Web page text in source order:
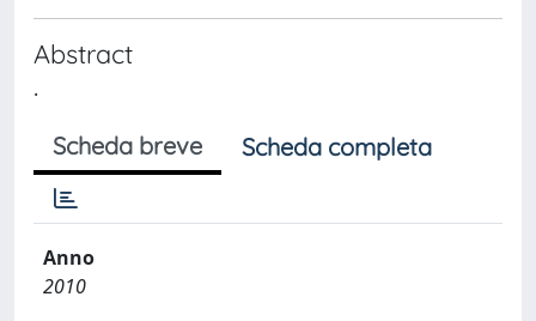
Abstract
.
Scheda breve Scheda completa
Anno
2010